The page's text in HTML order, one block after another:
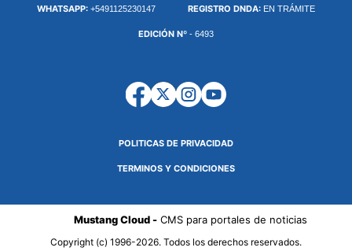
WHATSAPP: +5491125230147 REGISTRO DNDA: EN TRÁMITE
EDICIÓN Nº - 6493
POLITICAS DE PRIVACIDAD
TERMINOS Y CONDICIONES
Mustang Cloud -CMS para portales de noticias
Copyright (c) 1996-2026. Todos los derechos reservados.